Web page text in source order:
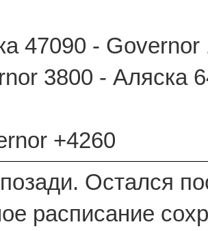
47090 - Governor
3800 - Аляска
+4260
Остался
расписание